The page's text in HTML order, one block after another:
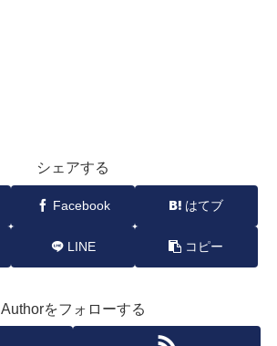
シェアする
Facebook はてブ
LINE コピー
Authorをフォローする